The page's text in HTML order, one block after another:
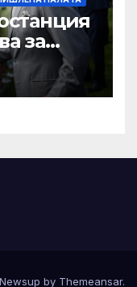
за
Newsup by Themeansar.